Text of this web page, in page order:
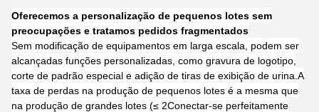
Oferecemos a personalização de pequenos lotes sem
preocupações e tratamos pedidos fragmentados
Sem modificação de equipamentos em larga escala, podem ser
alcançadas funções personalizadas, como gravura de logotipo,
corte de padrão especial e adição de tiras de exibição de urina.A
taxa de perdas na produção de pequenos lotes é a mesma que
na produção de grandes lotes (≤ 2Conectar-se perfeitamente